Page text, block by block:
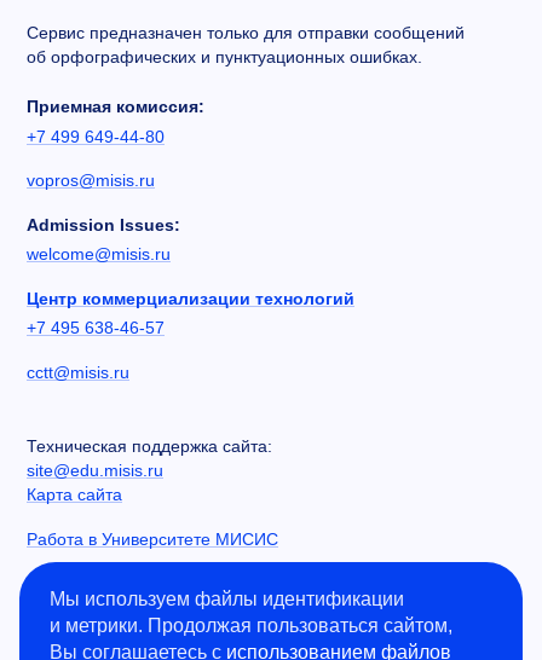
Сервис предназначен только для отправки сообщений
об орфографических и пунктуационных ошибках.
Приемная комиссия:
+7 499 649-44-80
vopros@misis.ru
Admission Issues:
welcome@misis.ru
Центр коммерциализации технологий
+7 495 638-46-57
cctt@misis.ru
Техническая поддержка сайта:
site@edu.misis.ru
Карта сайта
Работа в Университете МИСИС
Информация о закупках
Противодействие коррупции
Мы используем файлы идентификации
и метрики. Продолжая пользоваться сайтом,
Вы соглашаетесь с использованием файлов